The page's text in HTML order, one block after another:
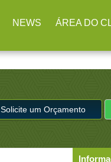
Solicite um Orçamento